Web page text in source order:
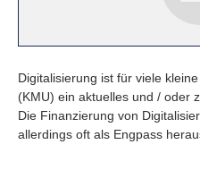
Digitalisierung ist für viele
(KMU) ein aktuelles und / oder
Die Finanzierung von
allerdings oft als Engpass